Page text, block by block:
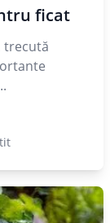
ficat
trecută